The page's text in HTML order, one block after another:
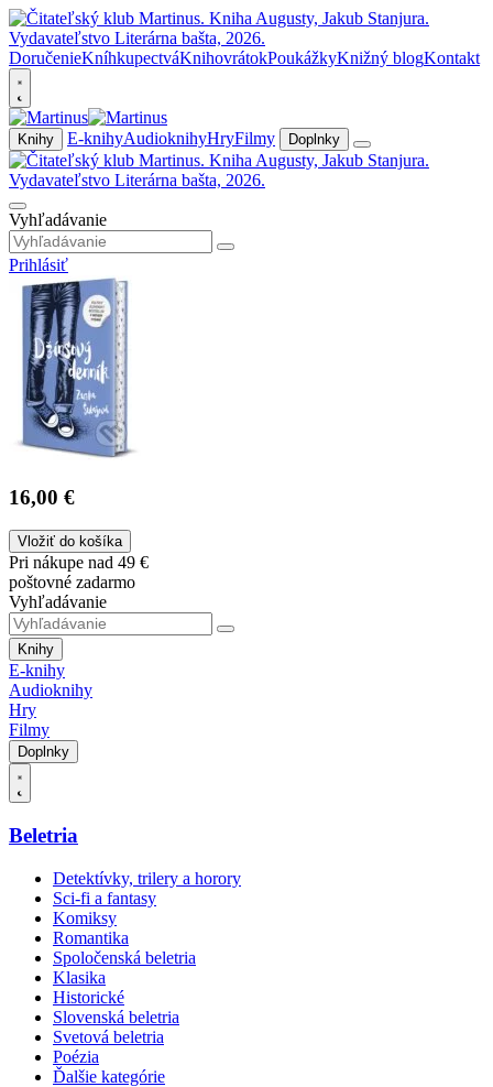
DoručenieKníhkupectváKnihovrátokPoukážkyKnižný blogKontakt
Knihy E-knihyAudioknihyHryFilmy Doplnky
Vyhľadávanie
Prihlásiť
16,00 €
Vložiť do košíka
Pri nákupe nad 49 €
poštovné zadarmo
Vyhľadávanie
Knihy
E-knihy
Audioknihy
Hry
Filmy
Doplnky
Beletria
Detektívky, trilery a horory
Sci-fi a fantasy
Komiksy
Romantika
Spoločenská beletria
Klasika
Historické
Slovenská beletria
Svetová beletria
Poézia
Ďalšie kategórie